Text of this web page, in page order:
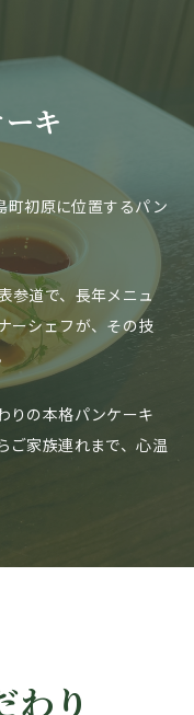
キ
町初原に位置するパン
道で、 長年メニュ
シェフが、 その技
りの本格パンケーキ
ご家族連れまで、心温
わり